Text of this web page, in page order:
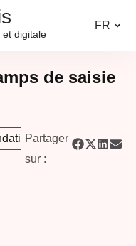
et digitale
FR
de saisie
Partager
sur :